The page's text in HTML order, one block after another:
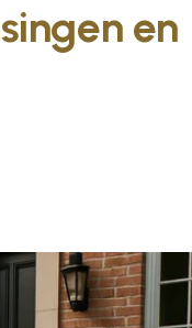
en